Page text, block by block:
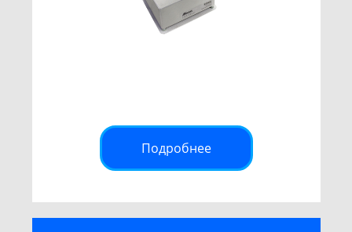
Подробнее